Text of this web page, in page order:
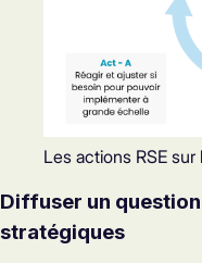
Les actions RSE
Diffuser un
stratégiques